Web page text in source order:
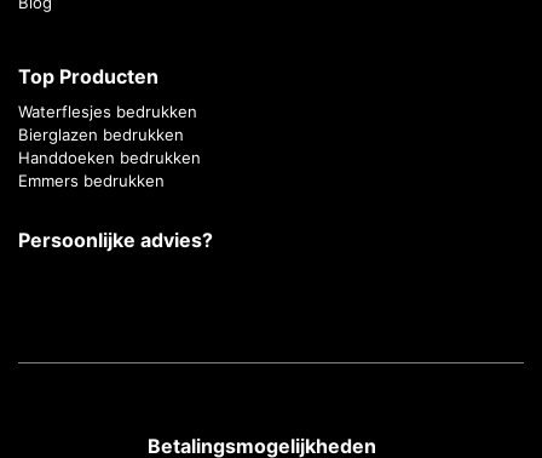
Top Producten
Waterflesjes bedrukken
Bierglazen bedrukken
Handdoeken bedrukken
Emmers bedrukken
Persoonlijke advies?
Betalingsmogelijkheden